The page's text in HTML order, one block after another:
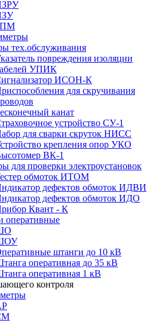
тех.обслуживания
повреждения изоляции
УПИК
ИСОН-К
для скручивания
канат
устройство СУ-1
для сварки скруток НИСС
крепления опор УКО
ВК-1
для проверки электроустановок
обмоток ИТОМ
дефектов обмоток ИДВИ
дефектов обмоток ИДО
Квант - К
оперативные
штанги до 10 кВ
оперативная до 35 кВ
оперативная 1 кВ
контроля